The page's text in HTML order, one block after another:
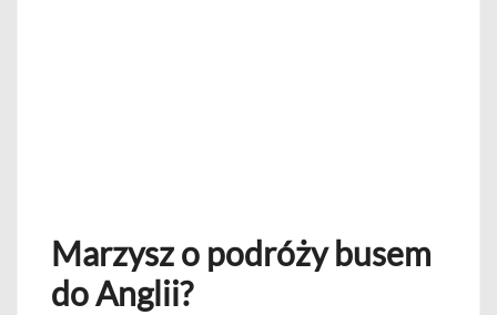
Marzysz o podróży busem
do Anglii?